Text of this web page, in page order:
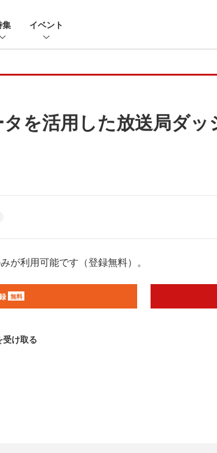
集 イベント
を活用した放送局ダ
が利用可能です（登録無料）。
無料
受け取る